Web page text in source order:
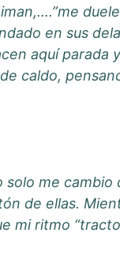
en sus
aquí parada
caldo,
me
de ellas.
mi ritmo